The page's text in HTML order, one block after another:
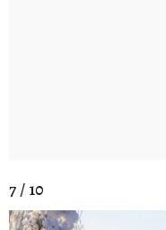
7 / 10